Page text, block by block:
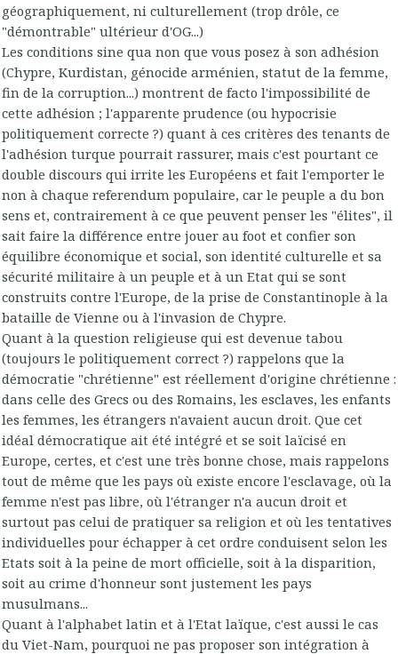
géographiquement, ni culturellement (trop drôle, ce
"démontrable" ultérieur d'OG...)
Les conditions sine qua non que vous posez à son adhésion
(Chypre, Kurdistan, génocide arménien, statut de la femme,
fin de la corruption...) montrent de facto l'impossibilité de
cette adhésion ; l'apparente prudence (ou hypocrisie
politiquement correcte ?) quant à ces critères des tenants de
l'adhésion turque pourrait rassurer, mais c'est pourtant ce
double discours qui irrite les Européens et fait l'emporter le
non à chaque referendum populaire, car le peuple a du bon
sens et, contrairement à ce que peuvent penser les "élites", il
sait faire la différence entre jouer au foot et confier son
équilibre économique et social, son identité culturelle et sa
sécurité militaire à un peuple et à un Etat qui se sont
construits contre l'Europe, de la prise de Constantinople à la
bataille de Vienne ou à l'invasion de Chypre.
Quant à la question religieuse qui est devenue tabou
(toujours le politiquement correct ?) rappelons que la
démocratie "chrétienne" est réellement d'origine chrétienne :
dans celle des Grecs ou des Romains, les esclaves, les enfants
les femmes, les étrangers n'avaient aucun droit. Que cet
idéal démocratique ait été intégré et se soit laïcisé en
Europe, certes, et c'est une très bonne chose, mais rappelons
tout de même que les pays où existe encore l'esclavage, où la
femme n'est pas libre, où l'étranger n'a aucun droit et
surtout pas celui de pratiquer sa religion et où les tentatives
individuelles pour échapper à cet ordre conduisent selon les
Etats soit à la peine de mort officielle, soit à la disparition,
soit au crime d'honneur sont justement les pays
musulmans...
Quant à l'alphabet latin et à l'Etat laïque, c'est aussi le cas
du Viet-Nam, pourquoi ne pas proposer son intégration à